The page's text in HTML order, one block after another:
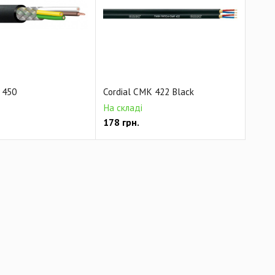
акустический кабель
450
Cordial CMK 422 Black
На складі
178 грн.